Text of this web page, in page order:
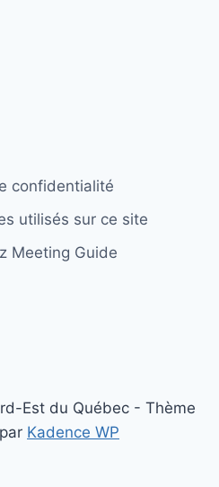
confidentialité
utilisés sur ce site
Meeting Guide
Est du Québec - Thème
Kadence WP